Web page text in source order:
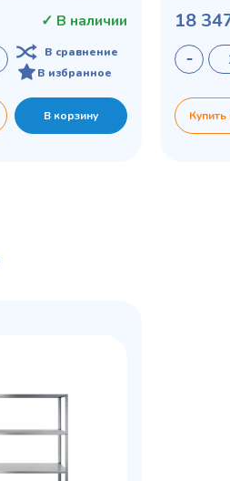
✓ В наличии
В сравнение
В избранное
В корзину
18
Купить